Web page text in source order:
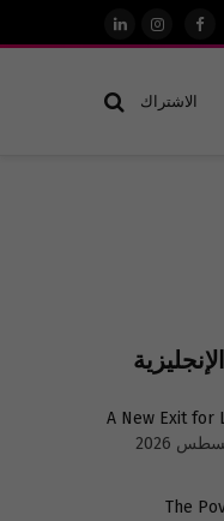
فيسبوكالانستغرام
لينكدإن
الاشتراك
A New Exit for
The